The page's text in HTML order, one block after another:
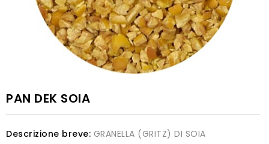
PAN DEK SOIA
Descrizione breve: GRANELLA (GRITZ) DI SOIA